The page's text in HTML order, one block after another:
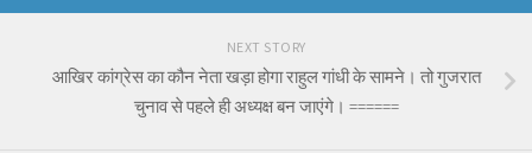
NEXT STORY
आखिर कांग्रेस का कौन नेता खड़ा होगा राहुल गांधी के सामने। तो गुजरात
चुनाव से पहले ही अध्यक्ष बन जाएंगे। ======